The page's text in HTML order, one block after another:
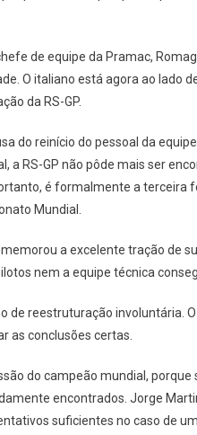
de equipe da Pramac,
O italiano está agora ao lado
da RS-GP.
do reinício do pessoal da
RS-GP não pôde mais ser
é formalmente a terceira
Mundial.
a excelente tração de
nem a equipe técnica
de reestruturação involuntária.
as conclusões certas.
do campeão mundial,
encontrados. Jorge
suficientes no caso de